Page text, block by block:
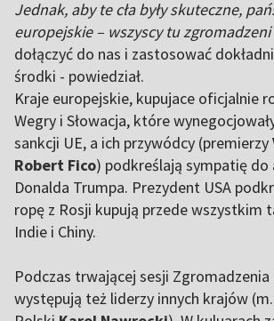
Jednak, aby te cła były skuteczne,
europejskie – wszyscy tu zgromadzeni
dołączyć do nas i zastosować
środki - powiedział.
Kraje europejskie, kupujace oficjalnie
Wegry i Słowacja, które
sankcji UE, a ich przywódcy (premierzy
Robert Fico) podkreślają sympatię
Donalda Trumpa. Prezydent USA
ropę z Rosji kupują przede wszystkim
Indie i Chiny.
Podczas trwającej sesji Zgromadzenia
występują też liderzy innych krajów